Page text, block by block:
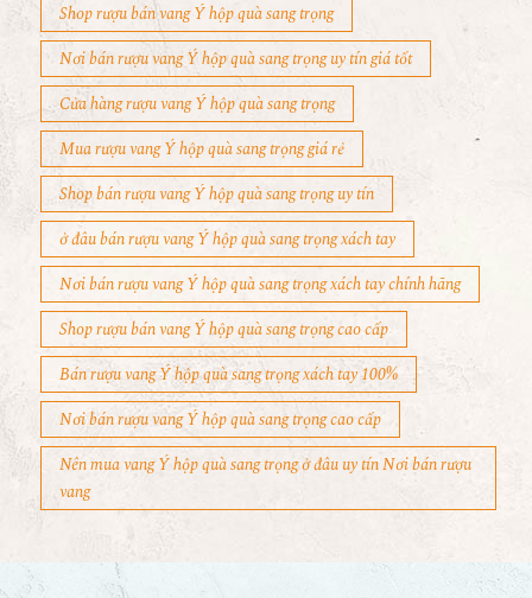
Shop rượu bán vang Ý hộp quà sang trọng
Nơi bán rượu vang Ý hộp quà sang trọng uy tín giá tốt
Cửa hàng rượu vang Ý hộp quà sang trọng
Mua rượu vang Ý hộp quà sang trọng giá rẻ
Shop bán rượu vang Ý hộp quà sang trọng uy tín
ở đâu bán rượu vang Ý hộp quà sang trọng xách tay
Nơi bán rượu vang Ý hộp quà sang trọng xách tay chính hãng
Shop rượu bán vang Ý hộp quà sang trọng cao cấp
Bán rượu vang Ý hộp quà sang trọng xách tay 100%
Nơi bán rượu vang Ý hộp quà sang trọng cao cấp
Nên mua vang Ý hộp quà sang trọng ở đâu uy tín Nơi bán rượu
vang